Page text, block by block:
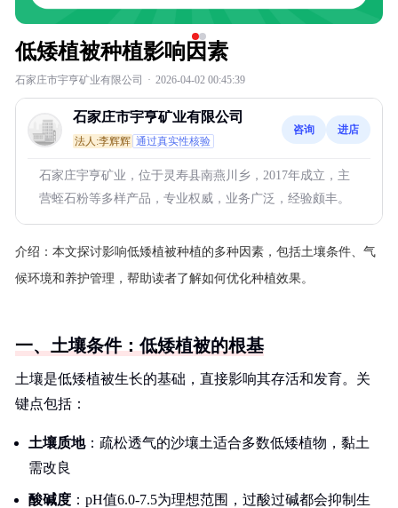
低矮植被种植影响因素
石家庄市宇亨矿业有限公司 · 2026-04-02 00:45:39
石家庄市宇亨矿业有限公司
法人:李辉辉 通过真实性核验
咨询 进店
石家庄宇亨矿业，位于灵寿县南燕川乡，2017年成立，主
营蛭石粉等多样产品，专业权威，业务广泛，经验颇丰。
介绍： 本文探讨影响低矮植被种植的多种因素，包括土壤条件、气
候环境和养护管理，帮助读者了解如何优化种植效果。
一、土壤条件：低矮植被的根基
土壤是低矮植被生长的基础，直接影响其存活和发育。关
键点包括：
土壤质地：疏松透气的沙壤土适合多数低矮植物，黏土
需改良
酸碱度 ：pH值6.0-7.5为理想范围，过酸过碱都会抑制生